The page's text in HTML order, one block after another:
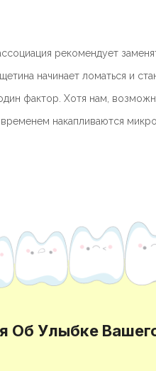
рекомендует
начинает ломаться и
фактор. Хотя нам,
накапливаются
Об Улыбке